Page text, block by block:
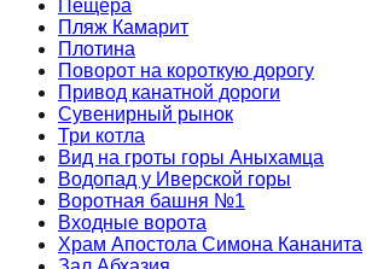
Пещера
Пляж Камарит
Плотина
Поворот на короткую дорогу
Привод канатной дороги
Сувенирный рынок
Три котла
Вид на гроты горы Аныхамца
Водопад у Иверской горы
Воротная башня №1
Входные ворота
Храм Апостола Симона Кананита